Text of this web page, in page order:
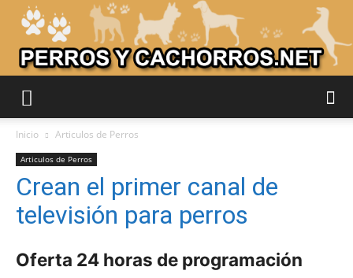
Perros
Inicio Articulos de Perros
Articulos de Perros
Crean el primer canal de
televisión para perros
Oferta 24 horas de programación